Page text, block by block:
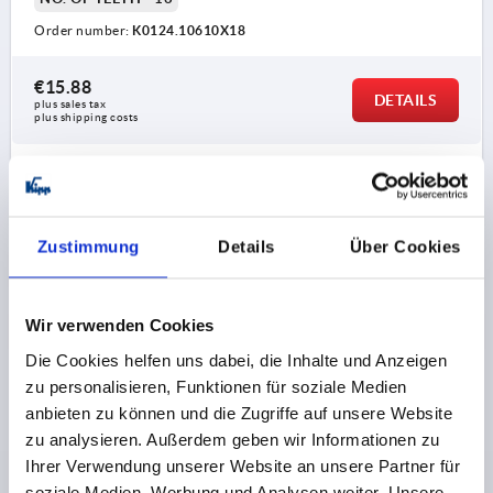
Zustimmung Details Über Cookies
Wir verwenden Cookies
Die Cookies helfen uns dabei, die Inhalte und Anzeigen
zu personalisieren, Funktionen für soziale Medien
anbieten zu können und die Zugriffe auf unsere Website
zu analysieren. Außerdem geben wir Informationen zu
Ihrer Verwendung unserer Website an unsere Partner für
Order number: K0124.10610X18
€15.88
plus sales tax
plus shipping costs
DETAILS
DOWNLOADS